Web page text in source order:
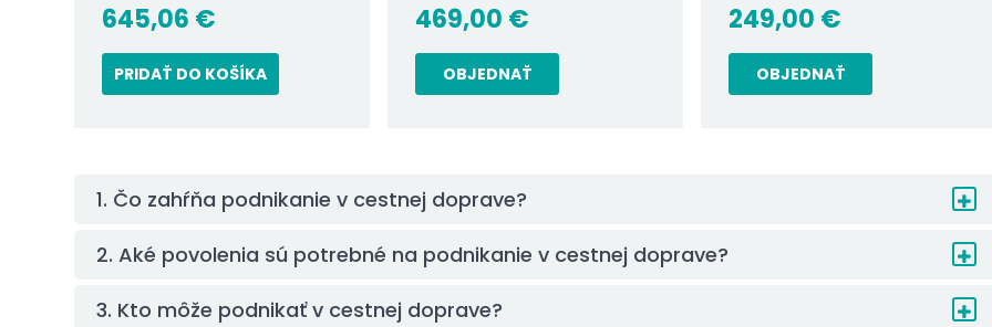
645,06 €
PRIDAŤ DO KOŠÍKA
469,00 €
OBJEDNAŤ
249,00 €
OBJEDNAŤ
1. Čo zahŕňa podnikanie v cestnej doprave?
2. Aké povolenia sú potrebné na podnikanie v cestnej doprave?
3. Kto môže podnikať v cestnej doprave?